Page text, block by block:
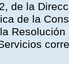
de la
de la